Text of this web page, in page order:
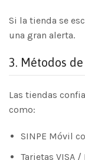
Si la tienda se
una gran alerta.
3. Métodos
Las tiendas
como:
SINPE Móvil
Tarjetas VISA /